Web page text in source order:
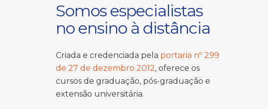
Somos especialistas
no ensino à distância
Criada e credenciada pela portaria nº 299
de 27 de dezembro 2012, oferece os
cursos de graduação, pós-graduação e
extensão universitária.